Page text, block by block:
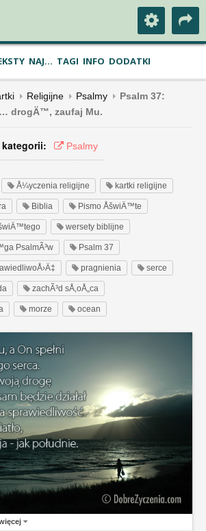
NAJ... TAGI INFO DODATKI
Religijne Psalmy
Psalm 37:
drogÄ™, zaufaj Mu.
kategorii: Psalmy
Å¼yczenia religijne kartki religijne
Biblia Pismo ÅšwiÄ™te
wersety biblijne
PsalmÃ³w Psalm 37
pragnienia serce
zachÃ³d sÅ‚oÅ„ca
morze ocean